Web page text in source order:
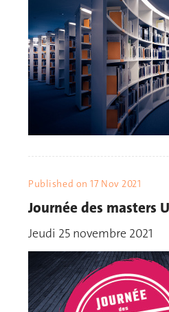
Published on17 Nov 2021
Journée des masters
Jeudi 25 novembre 2021